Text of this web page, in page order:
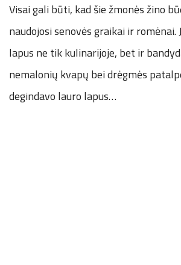
Visai gali būti, kad šie žmonės žino
naudojosi senovės graikai ir romėnai.
lapus ne tik kulinarijoje, bet ir
nemalonių kvapų bei drėgmės
degindavo lauro lapus…